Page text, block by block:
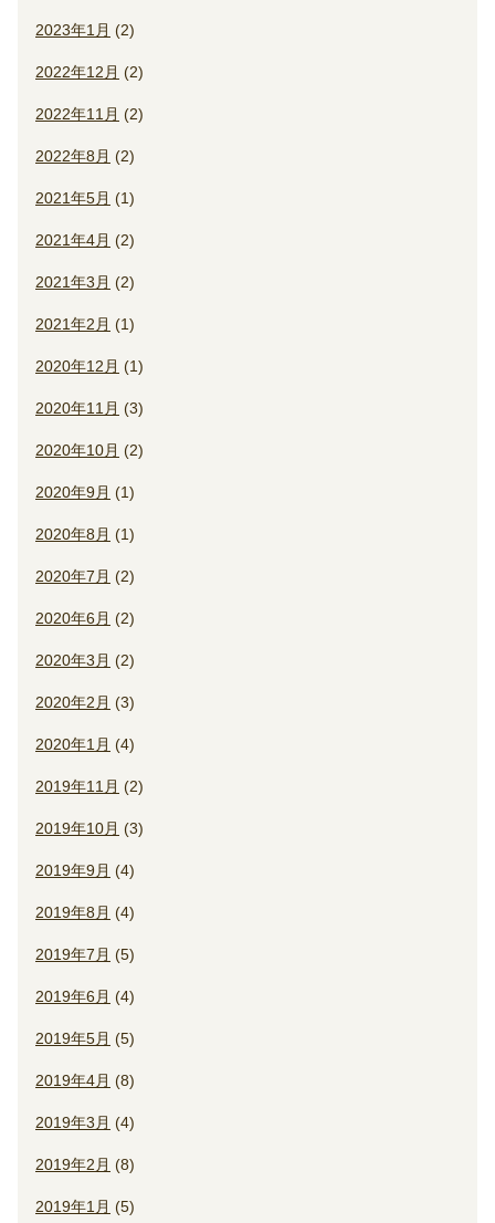
2023年1月 (2)
2022年12月 (2)
2022年11月 (2)
2022年8月 (2)
2021年5月 (1)
2021年4月 (2)
2021年3月 (2)
2021年2月 (1)
2020年12月 (1)
2020年11月 (3)
2020年10月 (2)
2020年9月 (1)
2020年8月 (1)
2020年7月 (2)
2020年6月 (2)
2020年3月 (2)
2020年2月 (3)
2020年1月 (4)
2019年11月 (2)
2019年10月 (3)
2019年9月 (4)
2019年8月 (4)
2019年7月 (5)
2019年6月 (4)
2019年5月 (5)
2019年4月 (8)
2019年3月 (4)
2019年2月 (8)
2019年1月 (5)